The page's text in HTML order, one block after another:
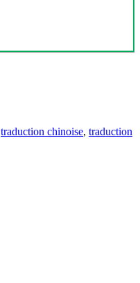
traduction chinoise, traduction